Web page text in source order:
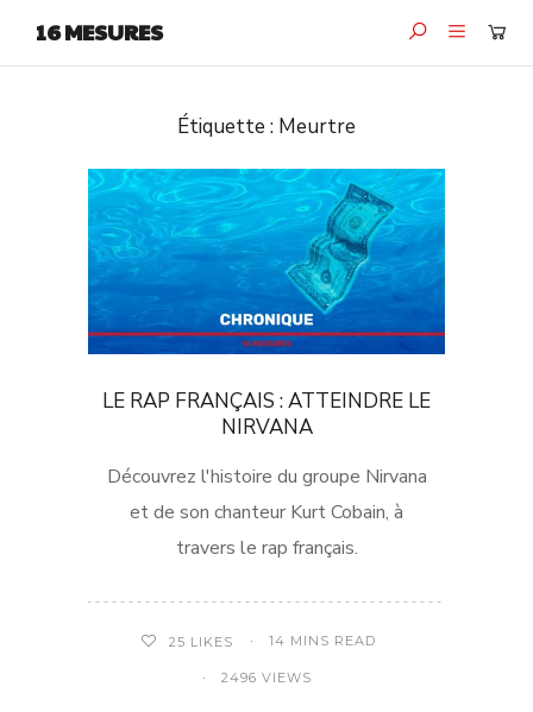
16 MESURES
Étiquette : Meurtre
LE RAP FRANÇAIS : ATTEINDRE LE
NIRVANA
Découvrez l'histoire du groupe Nirvana
et de son chanteur Kurt Cobain, à
travers le rap français.
25 LIKES 14 MINS READ
2496 VIEWS